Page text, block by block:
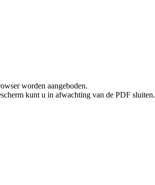
worden aangeboden.
kunt u in afwachting van de PDF sluiten.